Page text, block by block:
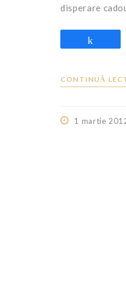
disperare
CONTINUĂ
1 martie